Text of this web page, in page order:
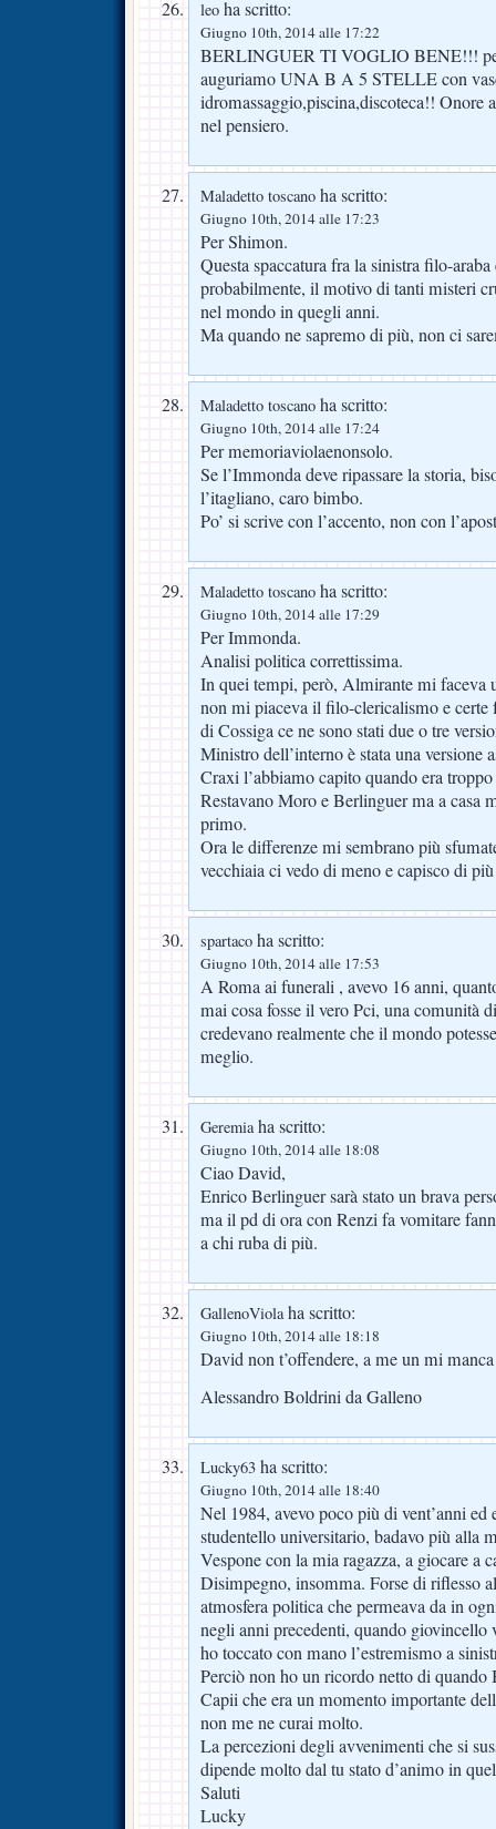
leo ha scritto:
Giugno 10th, 2014 alle 17:22
BERLINGUER TI VOGLIO BENE!!!
auguriamo UNA B A 5 STELLE con
idromassaggio,piscina,discoteca!!
nel pensiero.
Maladetto toscano ha scritto:
Giugno 10th, 2014 alle 17:23
Per Shimon.
Questa spaccatura fra la sinistra filo-
probabilmente, il motivo di tanti misteri
nel mondo in quegli anni.
Ma quando ne sapremo di più, non ci
Maladetto toscano ha scritto:
Giugno 10th, 2014 alle 17:24
Per memoriaviolaenonsolo.
Se l’Immonda deve ripassare la storia,
l’itagliano, caro bimbo.
Po’ si scrive con l’accento, non con
Maladetto toscano ha scritto:
Giugno 10th, 2014 alle 17:29
Per Immonda.
Analisi politica correttissima.
In quei tempi, però, Almirante mi faceva
non mi piaceva il filo-clericalismo e certe
di Cossiga ce ne sono stati due o tre
Ministro dell’interno è stata una versione
Craxi l’abbiamo capito quando era
Restavano Moro e Berlinguer ma a casa
primo.
Ora le differenze mi sembrano più
vecchiaia ci vedo di meno e capisco di
spartaco ha scritto:
Giugno 10th, 2014 alle 17:53
A Roma ai funerali , avevo 16 anni,
mai cosa fosse il vero Pci, una comunità
credevano realmente che il mondo
meglio.
Geremiaha scritto:
Giugno 10th, 2014 alle 18:08
Ciao David,
Enrico Berlinguer sarà stato un brava
ma il pd di ora con Renzi fa vomitare
a chi ruba di più.
GallenoViolaha scritto:
Giugno 10th, 2014 alle 18:18
David non t’offendere, a me un mi
Alessandro Boldrini da Galleno
Lucky63 ha scritto:
Giugno 10th, 2014 alle 18:40
Nel 1984, avevo poco più di vent’anni
studentello universitario, badavo più alla
Vespone con la mia ragazza, a giocare a
Disimpegno, insomma. Forse di riflesso
atmosfera politica che permeava da in
negli anni precedenti, quando giovincello
ho toccato con mano l’estremismo a
Perciò non ho un ricordo netto di
Capii che era un momento importante
non me ne curai molto.
La percezioni degli avvenimenti che si
dipende molto dal tu stato d’animo in
Saluti
Lucky